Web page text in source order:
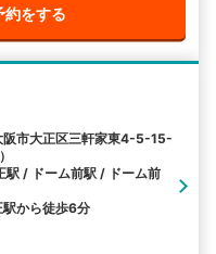
約をする
阪市大正区三軒家東4-5-15-
駅 / ドーム前駅 / ドーム前
駅から徒歩6分